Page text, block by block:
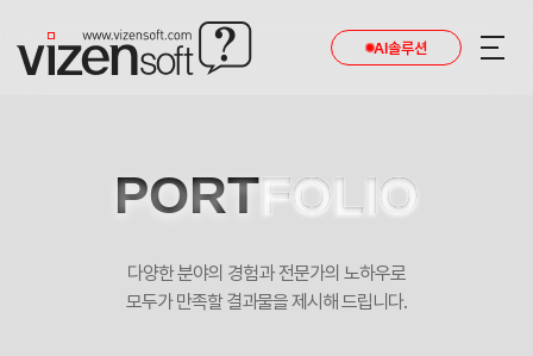
AI솔루션
PORTFOLIO
다양한 분야의 경험과 전문가의 노하우로
모두가 만족할 결과물을 제시해 드립니다.